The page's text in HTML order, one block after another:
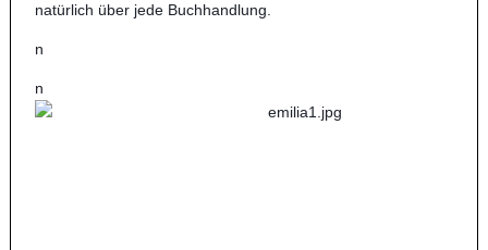
natürlich über jede Buchhandlung.
n
n